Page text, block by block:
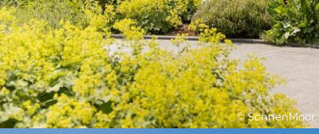
© SonnenMoor